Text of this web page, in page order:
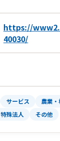
https://
40030/
サービス
農業
特殊法人 その他